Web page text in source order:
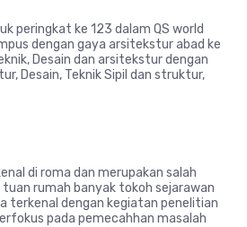
peringkat ke 123 dalam QS world
dengan gaya arsitekstur abad ke
Desain dan arsitekstur dengan
Desain, Teknik Sipil dan struktur,
di roma dan merupakan salah
rumah banyak tokoh sejarawan
terkenal dengan kegiatan penelitian
pada pemecahhan masalah